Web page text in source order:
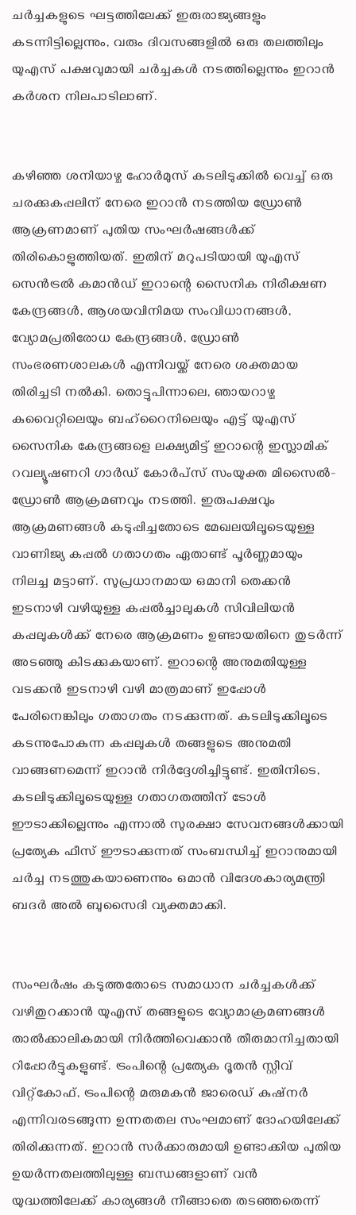
ചര്‍ച്ചകളുടെ ഘട്ടത്തിലേക്ക് ഇരുരാജ്യങ്ങളും
കടന്നിട്ടില്ലെന്നും, വരും ദിവസങ്ങളില്‍ ഒരു തലത്തിലും
യുഎസ് പക്ഷവുമായി ചര്‍ച്ചകള്‍ നടത്തില്ലെന്നും ഇറാന്‍
കര്‍ശന നിലപാടിലാണ്.
കഴിഞ്ഞ ശനിയാഴ്ച ഹോര്‍മുസ് കടലിടുക്കില്‍ വെച്ച് ഒരു
ചരക്കുകപ്പലിന് നേരെ ഇറാന്‍ നടത്തിയ ഡ്രോണ്‍
ആക്രണമാണ് പുതിയ സംഘര്‍ഷങ്ങള്‍ക്ക്
തിരികൊളുത്തിയത്. ഇതിന് മറുപടിയായി യുഎസ്
സെന്‍ട്രല്‍ കമാന്‍ഡ് ഇറാന്റെ സൈനിക നിരീക്ഷണ
കേന്ദ്രങ്ങള്‍, ആശയവിനിമയ സംവിധാനങ്ങള്‍,
വ്യോമപ്രതിരോധ കേന്ദ്രങ്ങള്‍, ഡ്രോണ്‍
സംഭരണശാലകള്‍ എന്നിവയ്ക്ക് നേരെ ശക്തമായ
തിരിച്ചടി നല്‍കി. തൊട്ടുപിന്നാലെ, ഞായറാഴ്ച
കുവൈറ്റിലെയും ബഹ്റൈനിലെയും എട്ട് യുഎസ്
സൈനിക കേന്ദ്രങ്ങളെ ലക്ഷ്യമിട്ട് ഇറാന്റെ ഇസ്ലാമിക്
റവല്യൂഷണറി ഗാര്‍ഡ് കോര്‍പ്‌സ് സംയുക്ത മിസൈല്‍-
ഡ്രോണ്‍ ആക്രമണവും നടത്തി. ഇരുപക്ഷവും
ആക്രമണങ്ങള്‍ കടുപ്പിച്ചതോടെ മേഖലയിലൂടെയുള്ള
വാണിജ്യ കപ്പല്‍ ഗതാഗതം ഏതാണ്ട് പൂര്‍ണ്ണമായും
നിലച്ച മട്ടാണ്. സുപ്രധാനമായ ഒമാനി തെക്കന്‍
ഇടനാഴി വഴിയുള്ള കപ്പല്‍ച്ചാലുകള്‍ സിവിലിയന്‍
കപ്പലുകള്‍ക്ക് നേരെ ആക്രമണം ഉണ്ടായതിനെ തുടര്‍ന്ന്
അടഞ്ഞു കിടക്കുകയാണ്. ഇറാന്റെ അനുമതിയുള്ള
വടക്കന്‍ ഇടനാഴി വഴി മാത്രമാണ് ഇപ്പോള്‍
പേരിനെങ്കിലും ഗതാഗതം നടക്കുന്നത്. കടലിടുക്കിലൂടെ
കടന്നുപോകുന്ന കപ്പലുകള്‍ തങ്ങളുടെ അനുമതി
വാങ്ങണമെന്ന് ഇറാന്‍ നിര്‍ദ്ദേശിച്ചിട്ടുണ്ട്. ഇതിനിടെ,
കടലിടുക്കിലൂടെയുള്ള ഗതാഗതത്തിന് ടോള്‍
ഈടാക്കില്ലെന്നും എന്നാല്‍ സുരക്ഷാ സേവനങ്ങള്‍ക്കായി
പ്രത്യേക ഫീസ് ഈടാക്കുന്നത് സംബന്ധിച്ച് ഇറാനുമായി
ചര്‍ച്ച നടത്തുകയാണെന്നും ഒമാന്‍ വിദേശകാര്യമന്ത്രി
ബദര്‍ അല്‍ ബുസൈദി വ്യക്തമാക്കി.
സംഘര്‍ഷം കടുത്തതോടെ സമാധാന ചര്‍ച്ചകള്‍ക്ക്
വഴിതുറക്കാന്‍ യുഎസ് തങ്ങളുടെ വ്യോമാക്രമണങ്ങള്‍
താല്‍ക്കാലികമായി നിര്‍ത്തിവെക്കാന്‍ തീരുമാനിച്ചതായി
റിപ്പോര്‍ട്ടുകളുണ്ട്. ട്രംപിന്റെ പ്രത്യേക ദൂതന്‍ സ്റ്റീവ്
വിറ്റ്കോഫ്, ട്രംപിന്റെ മരുമകന്‍ ജാരെഡ് കുഷ്നര്‍
എന്നിവരടങ്ങുന്ന ഉന്നതതല സംഘമാണ് ദോഹയിലേക്ക്
തിരിക്കുന്നത്. ഇറാന്‍ സര്‍ക്കാരുമായി ഉണ്ടാക്കിയ പുതിയ
ഉയര്‍ന്നതലത്തിലുള്ള ബന്ധങ്ങളാണ് വന്‍
യുദ്ധത്തിലേക്ക് കാര്യങ്ങള്‍ നീങ്ങാതെ തടഞ്ഞതെന്ന്